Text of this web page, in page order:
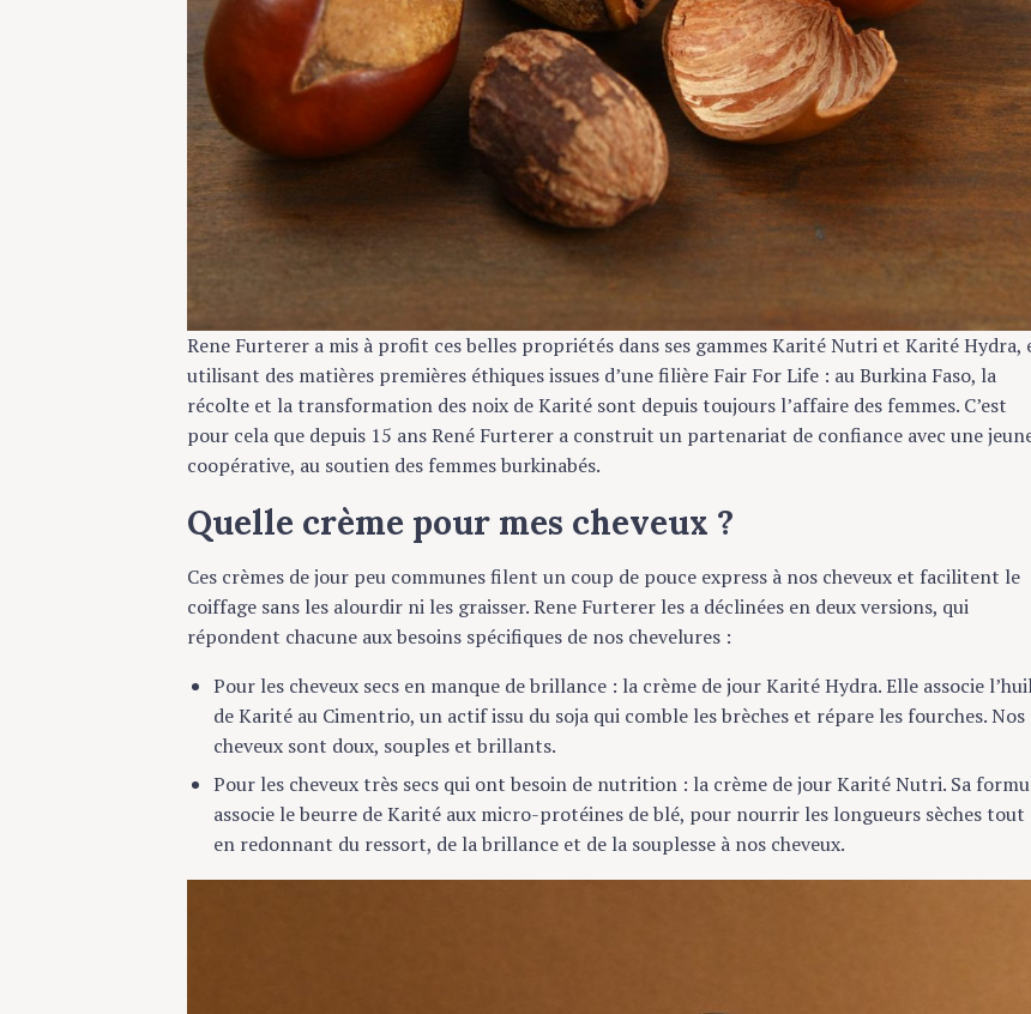
Rene Furterer a mis à profit ces belles propriétés dans ses gammes Karité Nutri et Karité Hydra, en
utilisant des matières premières éthiques issues d’une filière Fair For Life : au Burkina Faso, la
récolte et la transformation des noix de Karité sont depuis toujours l’affaire des femmes. C’est
pour cela que depuis 15 ans René Furterer a construit un partenariat de confiance avec une jeune
coopérative, au soutien des femmes burkinabés.
Quelle crème pour mes cheveux ?
Ces crèmes de jour peu communes filent un coup de pouce express à nos cheveux et facilitent le
coiffage sans les alourdir ni les graisser. Rene Furterer les a déclinées en deux versions, qui
répondent chacune aux besoins spécifiques de nos chevelures :
Pour les cheveux secs en manque de brillance : la crème de jour Karité Hydra. Elle associe l’huile
de Karité au Cimentrio, un actif issu du soja qui comble les brèches et répare les fourches. Nos
cheveux sont doux, souples et brillants.
Pour les cheveux très secs qui ont besoin de nutrition : la crème de jour Karité Nutri. Sa formule
associe le beurre de Karité aux micro-protéines de blé, pour nourrir les longueurs sèches tout
en redonnant du ressort, de la brillance et de la souplesse à nos cheveux.